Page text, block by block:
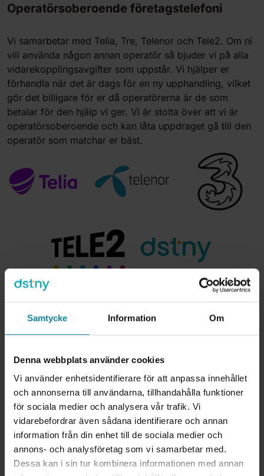
Samtycke Information Om
Denna webbplats använder cookies
Vi använder enhetsidentifierare för att anpassa innehållet
och annonserna till användarna, tillhandahålla funktioner
för sociala medier och analysera vår trafik. Vi
vidarebefordrar även sådana identifierare och annan
information från din enhet till de sociala medier och
annons- och analysföretag som vi samarbetar med.
Dessa kan i sin tur kombinera informationen med annan
Operatörsoberoende företagstelefoni
Vi samarbetar med Telia, Tre, Telenor och Tele2. Om ni
vill använda någon annan operatör så bjuder vi på alla
vidarekopplingsavgifter som uppstår. Vi hjälper er
förhandla när det är dags för en ny upphandling, vilket
gör det billigare för er då operatörerna är de som
betalar för den hjälp vi ger. Vi är stolta över att vi är
operatörsoberoende och kan låta uppdraget gå till den
operatör som matchar er bäst.